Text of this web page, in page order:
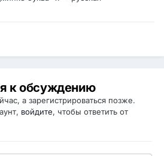
к обсуждению
а зарегистрироваться позже.
войдите, чтобы ответить от